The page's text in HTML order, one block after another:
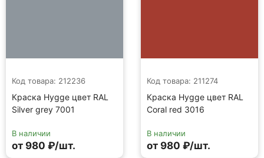
Код товара: 212236
Краска Hygge цвет RAL
Silver grey 7001
В наличии
от 980 ₽/шт.
Код товара: 211274
Краска Hygge цвет RAL
Coral red 3016
В наличии
от 980 ₽/шт.